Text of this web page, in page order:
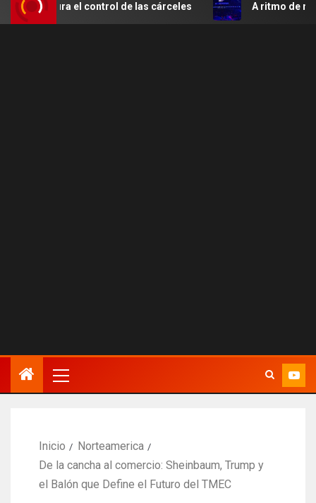
el control de las cárceles A ritmo de merengue
Inicio
Norteamerica
De la cancha al comercio: Sheinbaum, Trump y
el Balón que Define el Futuro del TMEC